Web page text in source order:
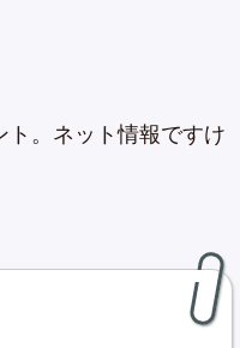
。ネット情報ですけ